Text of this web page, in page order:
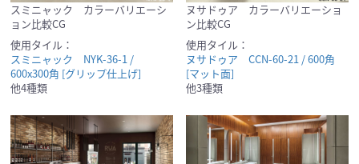
スミニャック カラーバリエーシ
ョン比較CG
使用タイル：
スミニャック NYK-36-1 /
600x300角 [グリップ仕上げ]
他4種類
ヌサドゥア カラーバリエーショ
ン比較CG
使用タイル：
ヌサドゥア CCN-60-21 / 600角
[マット面]
他3種類